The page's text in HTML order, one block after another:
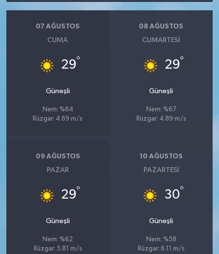
07 AĞUSTOS
CUMA
29°
Güneşli
Nem: %64
Rüzgar: 4.69 m/s
08 AĞUSTOS
CUMARTESI
29°
Güneşli
Nem: %67
Rüzgar: 4.89 m/s
09 AĞUSTOS
PAZAR
29°
Güneşli
Nem: %62
Rüzgar: 5.81 m/s
10 AĞUSTOS
PAZARTESI
30°
Güneşli
Nem: %58
Rüzgar: 6.11 m/s